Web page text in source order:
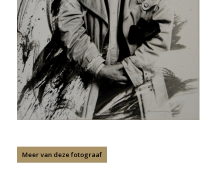
Meer van deze fotograaf